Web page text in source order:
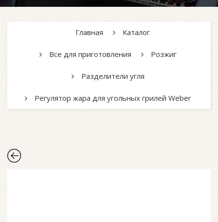
Главная Каталог
Все для приготовления Розжиг
Разделители угля
Регулятор жара для угольных грилей Weber